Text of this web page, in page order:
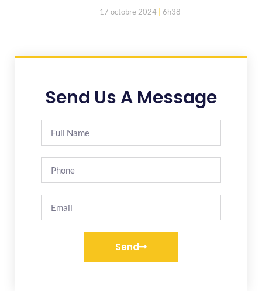
17 octobre 2024 6h38
Send Us A Message
Send